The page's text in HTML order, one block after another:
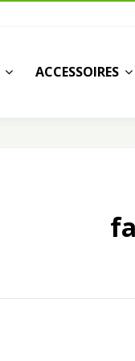
ACCESSOIRES